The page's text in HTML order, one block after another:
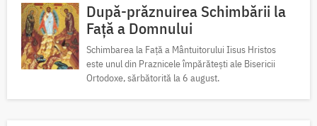
După-prăznuirea Schimbării la
Față a Domnului
Schimbarea la Față a Mântuitorului Iisus Hristos
este unul din Praznicele împărătești ale Bisericii
Ortodoxe, sărbătorită la 6 august.